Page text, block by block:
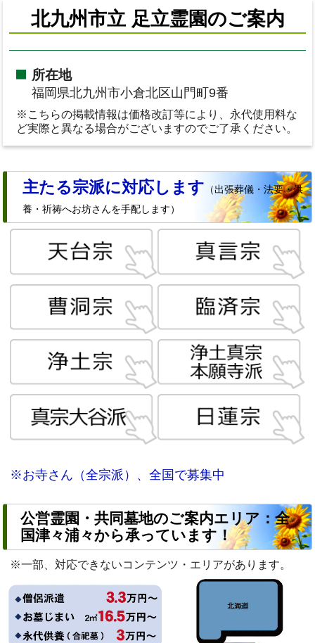
北九州市立 足立霊園のご案内
所在地
福岡県北九州市小倉北区山門町9番
※こちらの掲載情報は価格改訂等により、永代使用料な
ど実際と異なる場合がございますのでご了承ください。
主たる宗派に対応します （出張葬儀・法要・供
養・祈祷へお坊さんを手配します）
※お寺さん（全宗派）、全国で募集中
公営霊園・共同墓地のご案内エリア：全
国津々浦々から承っています！
※一部、対応できないコンテンツ・エリアがあります。